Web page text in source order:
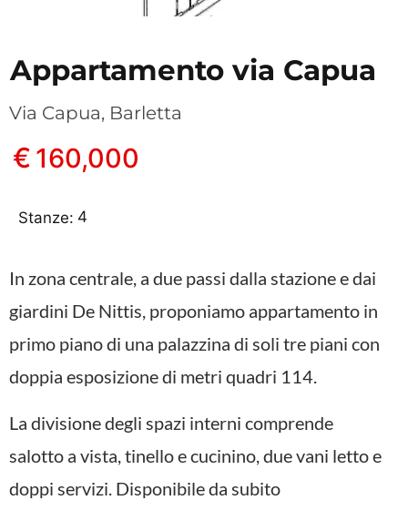
Appartamento via Capua
Via Capua, Barletta
€ 160,000
Stanze: 4
In zona centrale, a due passi dalla stazione e dai
giardini De Nittis, proponiamo appartamento in
primo piano di una palazzina di soli tre piani con
doppia esposizione di metri quadri 114.
La divisione degli spazi interni comprende
salotto a vista, tinello e cucinino, due vani letto e
doppi servizi. Disponibile da subito